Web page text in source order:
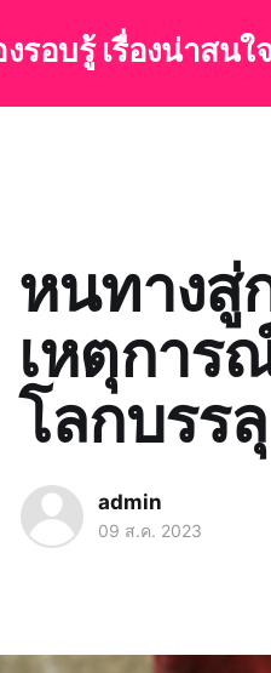
รอบรู้ เรื่องน่าสนใ
หนทางสู่
เหตุการ
โลกบรรลุ
admin
09 ส.ค. 2023